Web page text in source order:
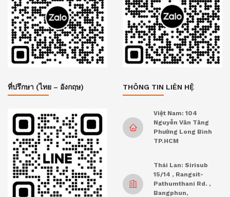
ที่ปรึกษา (ไทย – อังกฤษ) THÔNG TIN LIÊN HỆ
Việt Nam: 104
Nguyễn Văn Tăng
Phường Long Bình
TP.HCM
Thái Lan: Sirisub
15/14 , Rangsit-
Pathumthani Rd. ,
Bangphun,